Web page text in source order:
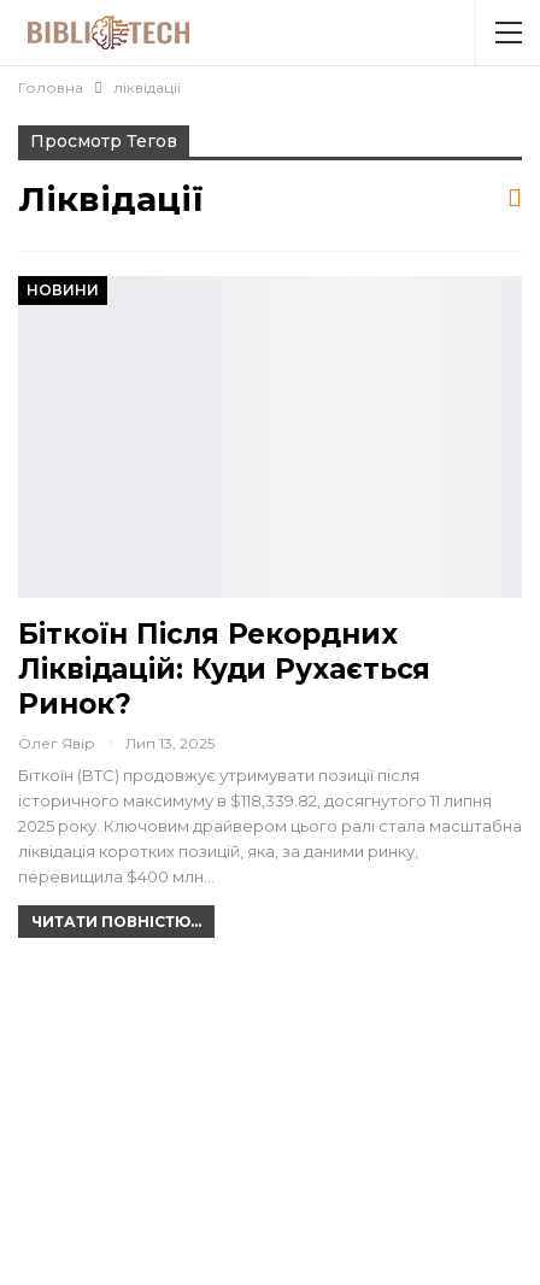
Головна ліквідації
Просмотр Тегов
Ліквідації
НОВИНИ
Біткоїн Після Рекордних
Ліквідацій: Куди Рухається
Ринок?
Олег Явір Лип 13, 2025
Біткоїн (BTC) продовжує утримувати позиції після
історичного максимуму в $118,339.82, досягнутого 11 липня
2025 року. Ключовим драйвером цього ралі стала масштабна
ліквідація коротких позицій, яка, за даними ринку,
перевищила $400 млн…
ЧИТАТИ ПОВНІСТЮ...